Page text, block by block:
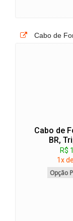
Cabo de
Cabo de
BR,
R$
1x
Opção